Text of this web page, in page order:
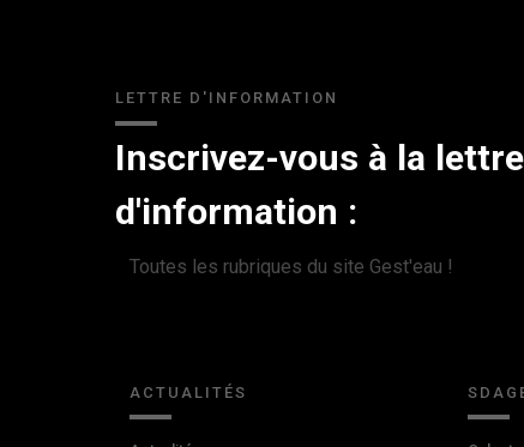
LETTRE D'INFORMATION
Inscrivez-vous à la lettre
d'information :
Toutes les rubriques du site Gest'eau !
ACTUALITÉS